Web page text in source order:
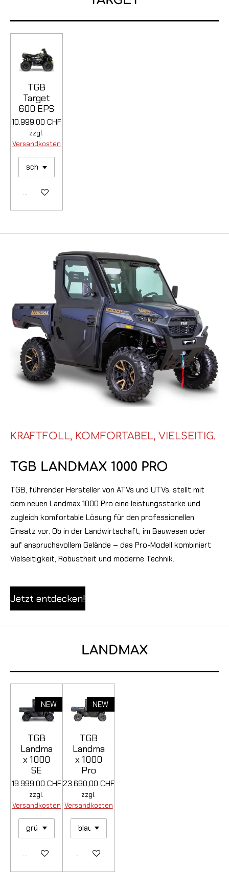
TGB
Target
600 EPS
10.999,00 CHF
zzgl.
Versandkosten
Details anzeigen
KRAFTFOLL, KOMFORTABEL, VIELSEITIG.
TGB LANDMAX 1000 PRO
TGB, führender Hersteller von ATVs und UTVs, stellt mit
dem neuen Landmax 1000 Pro eine leistungsstarke und
zugleich komfortable Lösung für den professionellen
Einsatz vor. Ob in der Landwirtschaft, im Bauwesen oder
auf anspruchsvollem Gelände – das Pro-Modell kombiniert
Vielseitigkeit, Robustheit und moderne Technik.
Jetzt entdecken!
LANDMAX
NEW
TGB
Landma
x 1000
SE
19.999,00 CHF
zzgl.
Versandkosten
Details anzeigen
NEW
TGB
Landma
x 1000
Pro
23.690,00 CHF
zzgl.
Versandkosten
Details anzeigen